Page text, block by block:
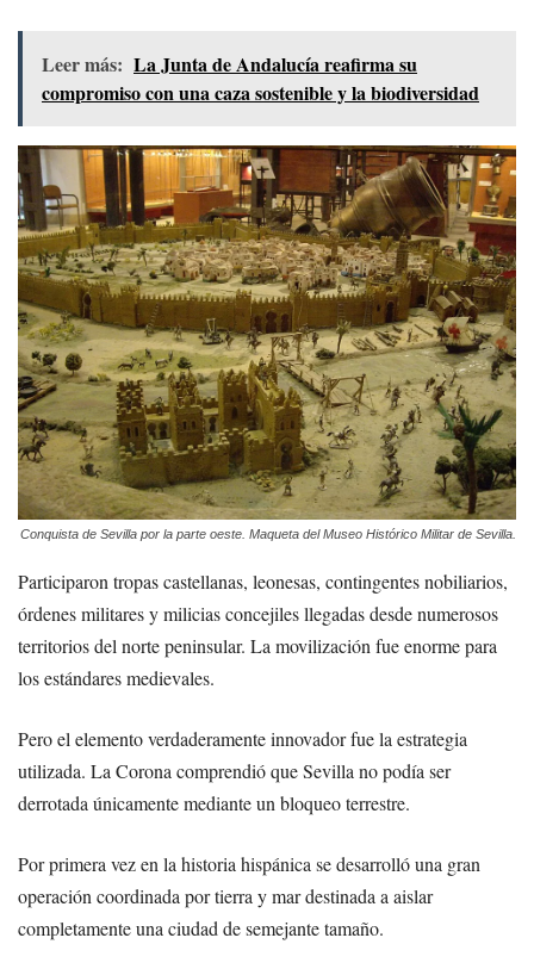
Leer más: La Junta de Andalucía reafirma su
compromiso con una caza sostenible y la biodiversidad
Conquista de Sevilla por la parte oeste. Maqueta del Museo Histórico Militar de Sevilla.
Participaron tropas castellanas, leonesas, contingentes nobiliarios,
órdenes militares y milicias concejiles llegadas desde numerosos
territorios del norte peninsular. La movilización fue enorme para
los estándares medievales.
Pero el elemento verdaderamente innovador fue la estrategia
utilizada. La Corona comprendió que Sevilla no podía ser
derrotada únicamente mediante un bloqueo terrestre.
Por primera vez en la historia hispánica se desarrolló una gran
operación coordinada por tierra y mar destinada a aislar
completamente una ciudad de semejante tamaño.